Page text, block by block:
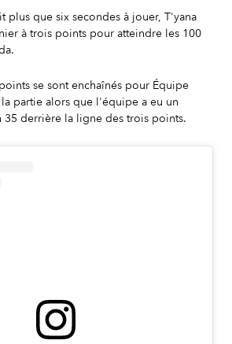
plus que six secondes à jouer, T'yana
à trois points pour atteindre les 100
se sont enchaînés pour Équipe
partie alors que l'équipe a eu un
35 derrière la ligne des trois points.